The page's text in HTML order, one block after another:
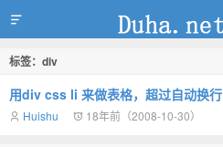
duha.net
标签：div
用div css li 来做表格，超过自动换行
Huishu 18年前（2008-10-30）